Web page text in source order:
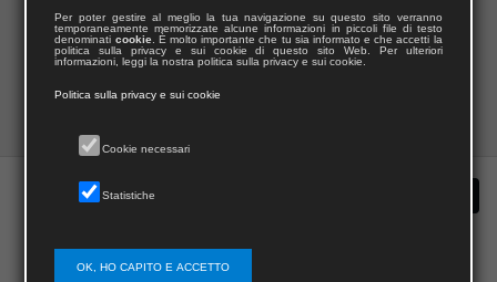
Per poter gestire al meglio la tua navigazione su questo sito verranno
temporaneamente memorizzate alcune informazioni in piccoli file di testo
denominati cookie. È molto importante che tu sia informato e che accetti la
politica sulla privacy e sui cookie di questo sito Web. Per ulteriori
informazioni, leggi la nostra politica sulla privacy e sui cookie.
Politica sulla privacy e sui cookie
Cookie necessari
Statistiche
OK, HO CAPITO E ACCETTO